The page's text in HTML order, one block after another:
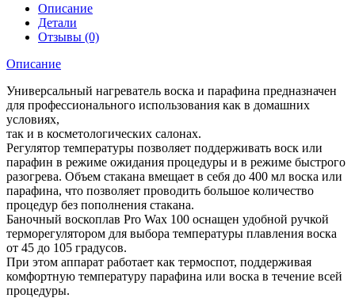
Описание
Детали
Отзывы (0)
Описание
Универсальный нагреватель воска и парафина предназначен
для профессионального использования как в домашних
условиях,
так и в косметологических салонах.
Регулятор температуры позволяет поддерживать воск или
парафин в режиме ожидания процедуры и в режиме быстрого
разогрева. Объем стакана вмещает в себя до 400 мл воска или
парафина, что позволяет проводить большое количество
процедур без пополнения стакана.
Баночный воскоплав Pro Wax 100 оснащен удобной ручкой
терморегулятором для выбора температуры плавления воска
от 45 до 105 градусов.
При этом аппарат работает как термоспот, поддерживая
комфортную температуру парафина или воска в течение всей
процедуры.